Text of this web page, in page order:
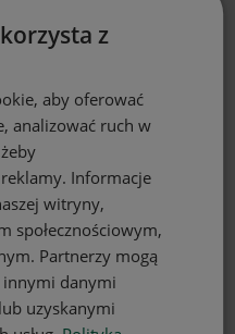
z
aby oferować
analizować ruch w
Informacje
witryny,
społecznościowym,
Partnerzy mogą
innymi danymi
uzyskanymi